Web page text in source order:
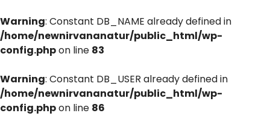
Warning: Constant DB_NAME already defined in
/home/newnirvananatur/public_html/wp-
config.phpon line 83
Warning: Constant DB_USER already defined in
/home/newnirvananatur/public_html/wp-
config.phpon line 86